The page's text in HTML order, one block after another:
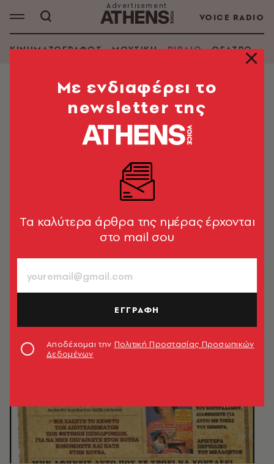
VOICE RADIO
ΚΙΝΗΜΑΤΟΓΡΑΦΟΣ ΜΟΥΣΙΚΗ ΒΙΒΛΙΟ ΘΕΑΤΡΟ -
Mε ενδιαφέρει το
newsletter της
Tα καλύτερα άρθρα της ημέρας έρχονται
στο mail σου
ΕΓΓΡΑΦΗ
Αποδέχομαι την Πολιτική Προστασίας Προσωπικών
Δεδομένων